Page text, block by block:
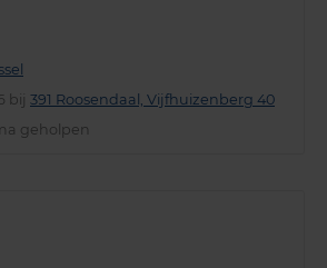
bij 391 Roosendaal, Vijfhuizenberg 40
geholpen